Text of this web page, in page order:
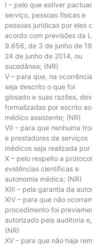
I – pelo que estiver
serviço, pessoas físicas e
pessoas jurídicas por eles
acordo com previsões da
9.656, de 3 de junho de
24 de junho de 2014, ou
sucedânea; (NR)
V – para que, na
seja descrito o que foi
glosado e suas razões,
formalizadas por escrito ao
médico assistente; (NR)
VII – para que nenhuma
e prestadores de serviços
médicos seja realizada
X – pelo respeito a
evidências científicas e
autonomia médica; (NR)
XIII – pela garantia da
XIV – para que não
procedimento foi
autorizado pela auditoria
(NR)
XV – para que não haja